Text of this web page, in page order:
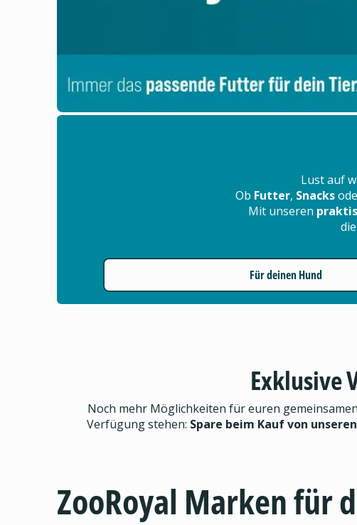
Lust auf
Ob Futter, Snacks
Mit unseren
die
Für deinen Hund
Exklusive
Noch mehr Möglichkeiten für euren
Verfügung stehen: Spare beim Kauf von
ZooRoyal Marken für